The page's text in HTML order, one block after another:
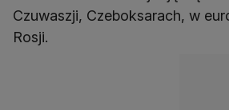
Czuwaszji, Czeboksarach, w
Rosji.